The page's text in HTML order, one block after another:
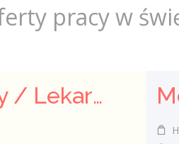
pracy w
Lekarz Infekcyjny / Lekarka Infekcyjna